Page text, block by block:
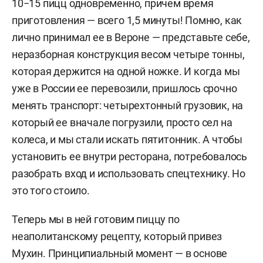
10−15 пицц одновременно, причем время
приготовления — всего 1,5 минуты! Помню, как
лично принимал ее в Вероне — представьте себе,
неразборная конструкция весом четыре тонны,
которая держится на одной ножке. И когда мы
уже в России ее перевозили, пришлось срочно
менять транспорт: четырехтонный грузовик, на
который ее вначале погрузили, просто сел на
колеса, и мы стали искать пятитонник. А чтобы
установить ее внутри ресторана, потребовалось
разобрать вход и использовать спецтехнику. Но
это того стоило.
Теперь мы в ней готовим пиццу по
неаполитанскому рецепту, который привез
Мухин. Принципиальный момент — в основе